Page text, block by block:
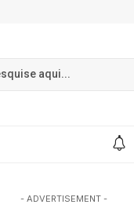
- ADVERTISEMENT -